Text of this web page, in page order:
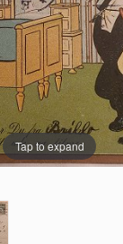
Tap to expand